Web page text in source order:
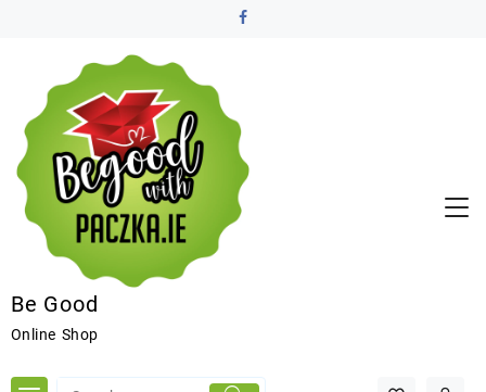
Be Good
Online Shop